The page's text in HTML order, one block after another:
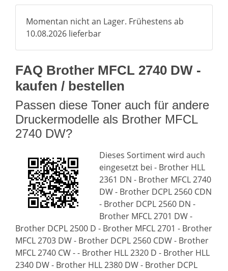
Momentan nicht an Lager. Frühestens ab
10.08.2026 lieferbar
FAQ Brother MFCL 2740 DW -
kaufen / bestellen
Passen diese Toner auch für andere
Druckermodelle als Brother MFCL
2740 DW?
Dieses Sortiment wird auch
eingesetzt bei - Brother HLL
2361 DN - Brother MFCL 2740
DW - Brother DCPL 2560 CDN
- Brother DCPL 2560 DN -
Brother MFCL 2701 DW -
Brother DCPL 2500 D - Brother MFCL 2701 - Brother
MFCL 2703 DW - Brother DCPL 2560 CDW - Brother
MFCL 2740 CW - - Brother HLL 2320 D - Brother HLL
2340 DW - Brother HLL 2380 DW - Brother DCPL